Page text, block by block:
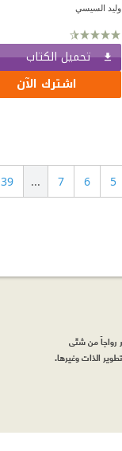
وليد السيسي
تحميل الكتاب
اشترك الآن
5
6
7
...
39
رواجاً من شتّى
الذات وغيرها.